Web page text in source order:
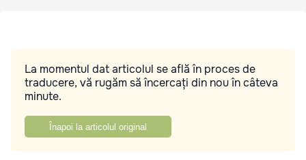
La momentul dat articolul se află în proces de
traducere, vă rugăm să încercați din nou în câteva
minute.
Înapoi la articolul original